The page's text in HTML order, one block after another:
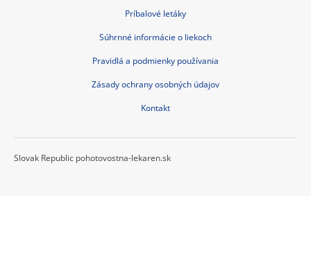
Príbalové letáky
Súhrnné informácie o liekoch
Pravidlá a podmienky používania
Zásady ochrany osobných údajov
Kontakt
Slovak Republic pohotovostna-lekaren.sk